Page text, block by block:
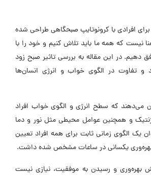
افرادی با کرونوتایپ صبحگاهی طراحی شده
نیست که همه ما باید تلاش کنیم و خود را با
کاری 9 تا 5 وفق دهیم. در این مقاله به بررسی تاثیر صبح زود
و تفاوت در الگوی خواب و انرژی انسان‌ها
می‌دهند که سطح انرژی و الگوی خواب افراد
و همچنین عوامل محیطی مثل نور و دما
یک الگوی زمانی ثابت برای همه افراد تعیین
بهره‌وری یکسانی در ساعات مشخص شده داشت.
بهره‌وری و رسیدن به موفقیت، نیازی نیست